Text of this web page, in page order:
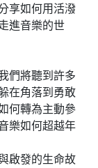
享如何用活潑
進音樂的世
們將聽到許多
在角落到勇敢
何轉為主動參
樂如何超越年
啟發的生命故